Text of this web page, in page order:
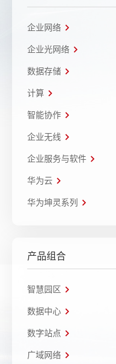
企业网络
企业光网络
数据存储
计算
智能协作
企业无线
企业服务与软件
华为云
华为坤灵系列
产品组合
智慧园区
数据中心
数字站点
广域网络